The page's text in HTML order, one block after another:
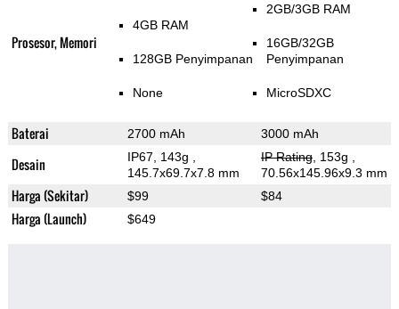
Prosesor, Memori
4GB RAM
128GB Penyimpanan
None
2GB/3GB RAM
16GB/32GB
Penyimpanan
MicroSDXC
Baterai 2700 mAh 3000 mAh
Desain IP67, 143g
145.7x69.7x7.8 mm
IP Rating, 153g
70.56x145.96x9.3 mm
Harga (Sekitar) $99 $84
Harga (Launch) $649